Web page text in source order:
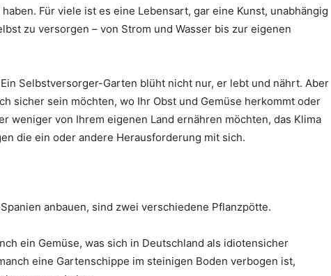
Für viele ist es eine Lebensart, gar eine Kunst, unabhängig
zu versorgen – von Strom und Wasser bis zur eigenen
Selbstversorger-Garten blüht nicht nur, er lebt und nährt. Aber
sicher sein möchten, wo Ihr Obst und Gemüse herkommt oder
weniger von Ihrem eigenen Land ernähren möchten, das Klima
die ein oder andere Herausforderung mit sich.
anbauen, sind zwei verschiedene Pflanzpötte.
ein Gemüse, was sich in Deutschland als idiotensicher
eine Gartenschippe im steinigen Boden verbogen ist,